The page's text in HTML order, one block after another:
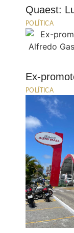
Quaest:
POLÍTICA
Ex-
POLÍTICA